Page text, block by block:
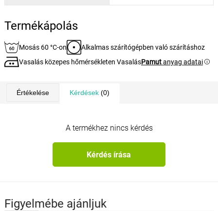
Termékápolás
Mosás 60 °C-on
Alkalmas szárítógépben való szárításhoz
Vasalás közepes hőmérsékleten VasalásPamutanyag adatai
Értékelése Kérdések(0)
A termékhez nincs kérdés
Kérdés írása
Figyelmébe ajánljuk